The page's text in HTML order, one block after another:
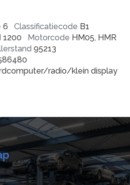
6 Classificatiecode B1
1200 Motorcode HM05, HMR
95213
radio/klein display